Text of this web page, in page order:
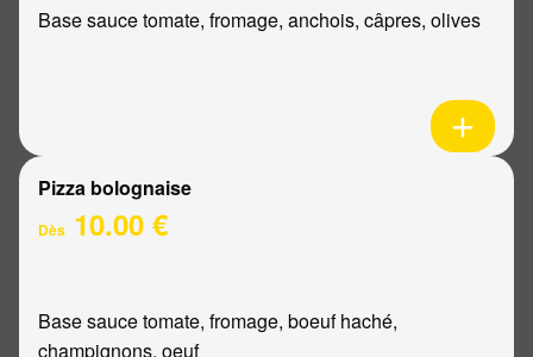
Base sauce tomate, fromage, anchois, câpres, olives
Pizza bolognaise
Dès 10.00 €
Base sauce tomate, fromage, boeuf haché,
champignons, oeuf